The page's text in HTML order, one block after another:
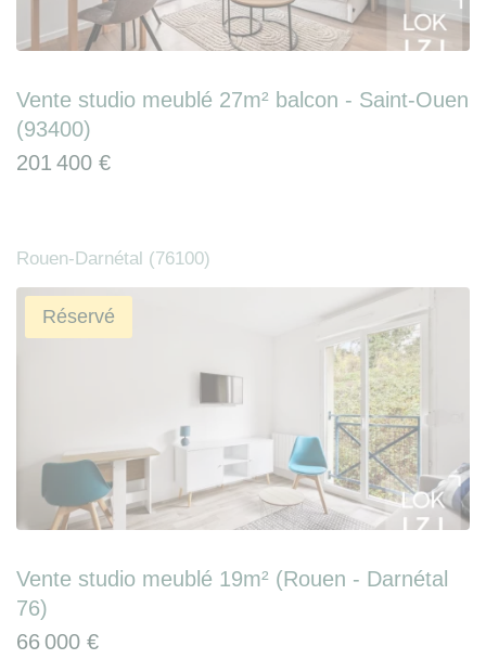
Vente studio meublé 27m² balcon - Saint-Ouen
(93400)
201 400 €
Rouen-Darnétal (76100)
Réservé
Vente studio meublé 19m² (Rouen - Darnétal
76)
66 000 €